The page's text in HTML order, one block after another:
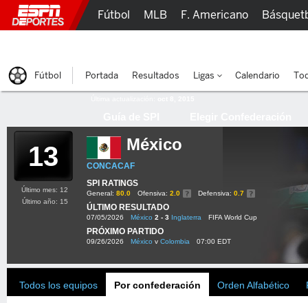
13 México
CONCACAF
SPI RATINGS
General: 80.0 Ofensiva: 2.0 Defensiva: 0.7
ÚLTIMO RESULTADO
07/05/2026 México 2 - 3 Inglaterra FIFA World Cup
PRÓXIMO PARTIDO
09/26/2026 México v Colombia 07:00 EDT
Último mes: 12
Último año: 15
Todos los equipos Por confederación Orden Alfabético
Fútbol MLB F. Americano
Fútbol Portada Resultados Ligas Calendario